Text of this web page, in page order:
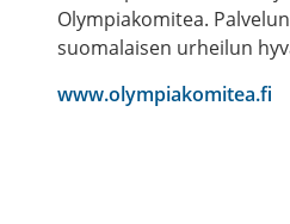
Olympiakomitea.
suomalaisen urheilun
www.olympiakomitea.fi